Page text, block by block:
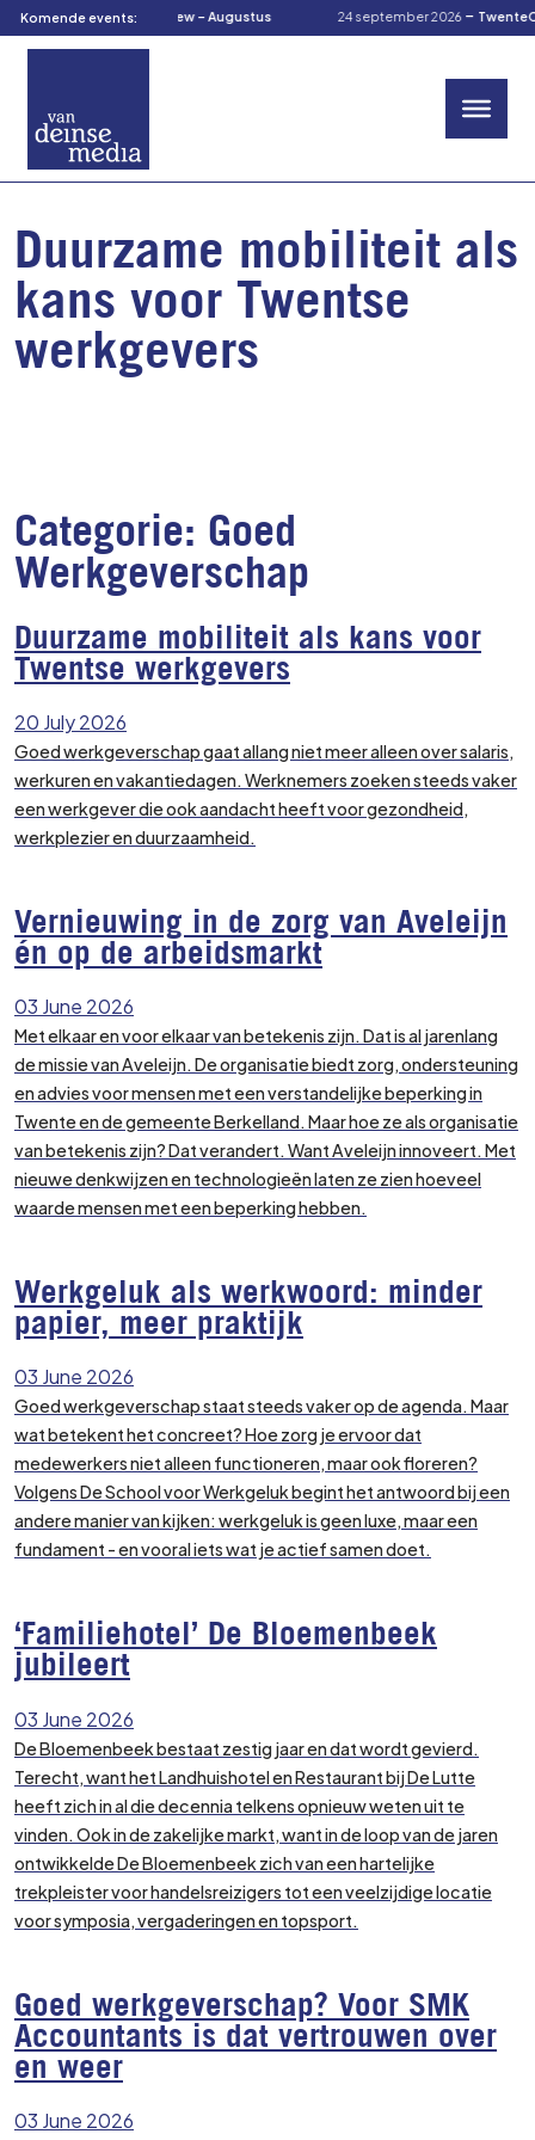
Komende events:
2026-TOM’s Preview – Augustus 24 september 2026-
Duurzame mobiliteit als
kans voor Twentse
werkgevers
Categorie: Goed
Werkgeverschap
Duurzame mobiliteit als kans voor
Twentse werkgevers
20 July 2026
Goed werkgeverschap gaat allang niet meer alleen over salaris,
werkuren en vakantiedagen. Werknemers zoeken steeds vaker
een werkgever die ook aandacht heeft voor gezondheid,
werkplezier en duurzaamheid.
Vernieuwing in de zorg van Aveleijn
én op de arbeidsmarkt
03 June 2026
Met elkaar en voor elkaar van betekenis zijn. Dat is al jarenlang
de missie van Aveleijn. De organisatie biedt zorg, ondersteuning
en advies voor mensen met een verstandelijke beperking in
Twente en de gemeente Berkelland. Maar hoe ze als organisatie
van betekenis zijn? Dat verandert. Want Aveleijn innoveert. Met
nieuwe denkwijzen en technologieën laten ze zien hoeveel
waarde mensen met een beperking hebben.
Werkgeluk als werkwoord: minder
papier, meer praktijk
03 June 2026
Goed werkgeverschap staat steeds vaker op de agenda. Maar
wat betekent het concreet? Hoe zorg je ervoor dat
medewerkers niet alleen functioneren, maar ook floreren?
Volgens De School voor Werkgeluk begint het antwoord bij een
andere manier van kijken: werkgeluk is geen luxe, maar een
fundament - en vooral iets wat je actief samen doet.
‘Familiehotel’ De Bloemenbeek
jubileert
03 June 2026
De Bloemenbeek bestaat zestig jaar en dat wordt gevierd.
Terecht, want het Landhuishotel en Restaurant bij De Lutte
heeft zich in al die decennia telkens opnieuw weten uit te
vinden. Ook in de zakelijke markt, want in de loop van de jaren
ontwikkelde De Bloemenbeek zich van een hartelijke
trekpleister voor handelsreizigers tot een veelzijdige locatie
voor symposia, vergaderingen en topsport.
Goed werkgeverschap? Voor SMK
Accountants is dat vertrouwen over
en weer
03 June 2026